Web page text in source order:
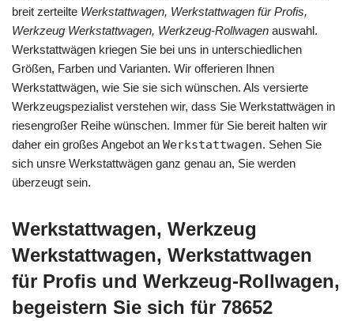
breit zerteilte Werkstattwagen, Werkstattwagen für Profis,
Werkzeug Werkstattwagen, Werkzeug-Rollwagen auswahl.
Werkstattwägen kriegen Sie bei uns in unterschiedlichen
Größen, Farben und Varianten. Wir offerieren Ihnen
Werkstattwägen, wie Sie sie sich wünschen. Als versierte
Werkzeugspezialist verstehen wir, dass Sie Werkstattwägen in
riesengroßer Reihe wünschen. Immer für Sie bereit halten wir
daher ein großes Angebot an Werkstattwagen. Sehen Sie
sich unsre Werkstattwägen ganz genau an, Sie werden
überzeugt sein.
Werkstattwagen, Werkzeug
Werkstattwagen, Werkstattwagen
für Profis und Werkzeug-Rollwagen,
begeistern Sie sich für 78652